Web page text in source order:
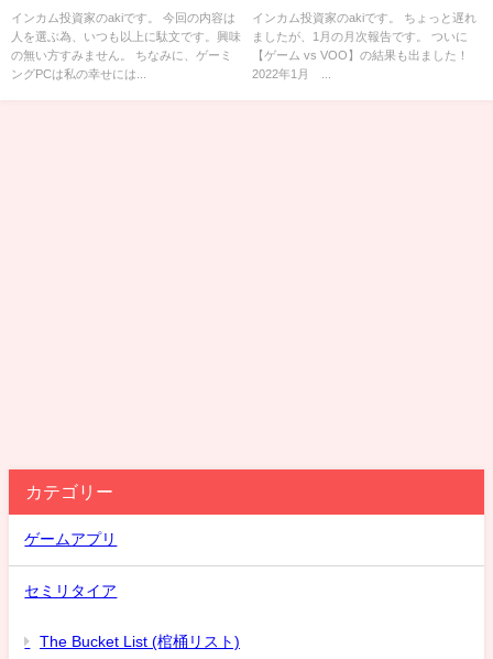
インカム投資家のakiです。 今回の内容は
人を選ぶ為、いつも以上に駄文です。興味
の無い方すみません。 ちなみに、ゲーミ
ングPCは私の幸せには...
インカム投資家のakiです。 ちょっと遅れ
ましたが、1月の月次報告です。 ついに
【ゲーム vs VOO】の結果も出ました！
2022年1月 ...
カテゴリー
ゲームアプリ
セミリタイア
The Bucket List (棺桶リスト)